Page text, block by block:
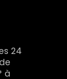
24
à